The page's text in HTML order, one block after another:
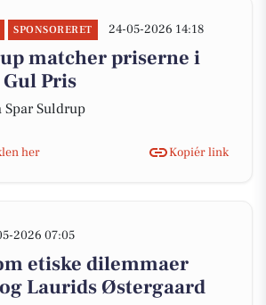
SPONSORERET 24-05-2026 14:18
matcher priserne i
Pris
Spar Suldrup
her Kopiér link
2026 07:05
etiske dilemmaer
Laurids Østergaard